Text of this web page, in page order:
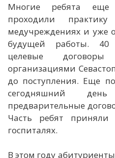
Многие ребята
проходили
медучреждениях и уже
будущей работы. 40
целевые
организациями
до поступления. Еще
сегодняшний
предварительные
Часть ребят
госпиталях.
В этом году